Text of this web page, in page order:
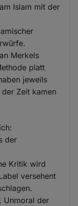
Islam mit der
Merkels
platt
jeweils
Zeit kamen
der
Kritik wird
versehent
Unmoral der